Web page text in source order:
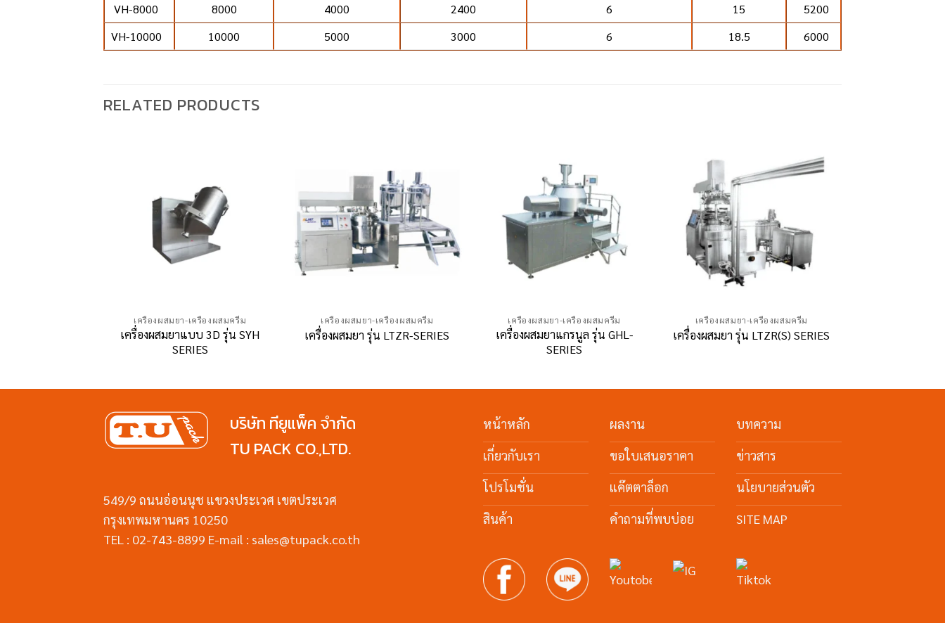
VH-8000
8000 4000 2400 6 15
5200
VH-10000
10000 5000 3000 6 18.5 6000
RELATED PRODUCTS
เครื่องผสมยา-เครื่องผสมครีม
เครื่องผสมยาแบบ 3D รุ่น SYH
SERIES
เครื่องผสมยา-เครื่องผสมครีม
เครื่องผสมยา รุ่น LTZR-SERIES
เครื่องผสมยา-เครื่องผสมครีม
เครื่องผสมยาแกรนูล รุ่น GHL-
SERIES
เครื่องผสมยา-เครื่องผสมครีม
เครื่องผสมยา รุ่น LTZR(S) SERIES
บริษัท ทียูแพ็ค จำกัด
TU PACK CO.,LTD.
549/9 ถนนอ่อนนุช แขวงประเวศ เขตประเวศ
กรุงเทพมหานคร 10250
TEL : 02-743-8899 E-mail : sales@tupack.co.th
หน้าหลัก
เกี่ยวกับเรา
โปรโมชั่น
สินค้า
ผลงาน
ขอใบเสนอราคา
แค๊ตตาล็อก
คำถามที่พบบ่อย
บทความ
ข่าวสาร
นโยบายส่วนตัว
SITE MAP